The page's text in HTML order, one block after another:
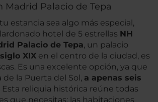
Madrid Palacio de Tepa
estancia sea algo más especial,
hotel de 5 estrellas NH
Palacio de Tepa, un palacio
XIX en el centro de la ciudad, es
Es una excelente opción, ya que
la Puerta del Sol, a apenas seis
Esta reliquia histórica reúne todas
que necesitas: las habitaciones